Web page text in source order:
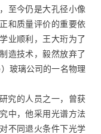
至今仍是大孔径小像
和质量评价的重要依
业顺利，王大珩为了
造技术，毅然放弃了
玻璃公司的一名物理
究的人员之一，曾获
中，他采用光谱方法
不同退火条件下光学